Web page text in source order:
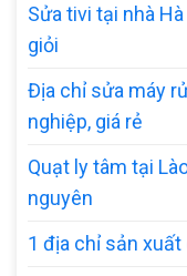
Sửa tivi tại nhà
giỏi
Địa chỉ sửa máy
nghiệp, giá rẻ
Quạt ly tâm tại
nguyên
1 địa chỉ sản